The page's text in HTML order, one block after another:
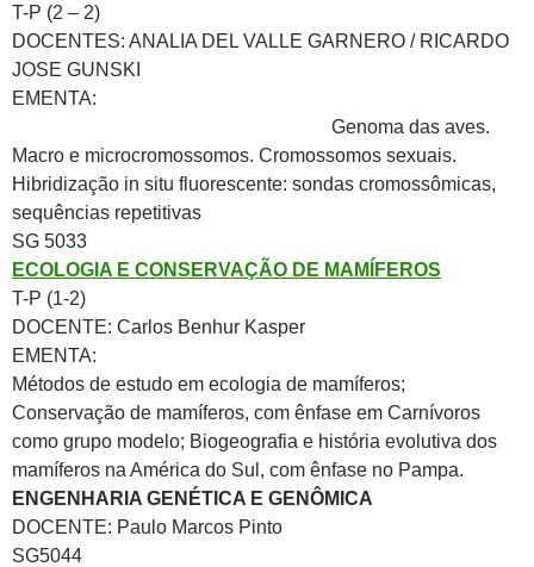
T-P (2 – 2)
DOCENTES: ANALIA DEL VALLE GARNERO / RICARDO
JOSE GUNSKI
EMENTA:
Genoma das aves.
Macro e microcromossomos. Cromossomos sexuais.
Hibridização in situ fluorescente: sondas cromossômicas,
sequências repetitivas
SG 5033
ECOLOGIA E CONSERVAÇÃO DE MAMÍFEROS
T-P (1-2)
DOCENTE: Carlos Benhur Kasper
EMENTA:
Métodos de estudo em ecologia de mamíferos;
Conservação de mamíferos, com ênfase em Carnívoros
como grupo modelo; Biogeografia e história evolutiva dos
mamíferos na América do Sul, com ênfase no Pampa.
ENGENHARIA GENÉTICA E GENÔMICA
DOCENTE: Paulo Marcos Pinto
SG5044